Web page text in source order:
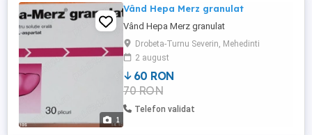
1
Vând Hepa Merz granulat
Vând Hepa Merz granulat
Drobeta-Turnu Severin, Mehedinti
2 august
60 RON
70 RON
Telefon validat